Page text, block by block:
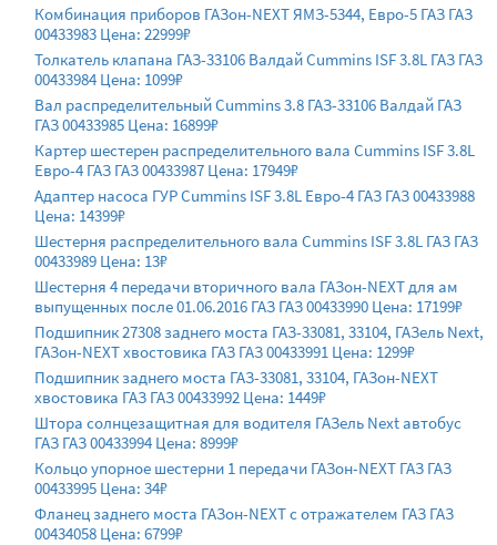
Комбинация приборов ГАЗон-NEXT ЯМЗ-5344, Евро-5 ГАЗ ГАЗ
00433983 Цена: 22999₽
Толкатель клапана ГАЗ-33106 Валдай Cummins ISF 3.8L ГАЗ ГАЗ
00433984 Цена: 1099₽
Вал распределительный Cummins 3.8 ГАЗ-33106 Валдай ГАЗ
ГАЗ 00433985 Цена: 16899₽
Картер шестерен распределительного вала Cummins ISF 3.8L
Евро-4 ГАЗ ГАЗ 00433987 Цена: 17949₽
Адаптер насоса ГУР Cummins ISF 3.8L Евро-4 ГАЗ ГАЗ 00433988
Цена: 14399₽
Шестерня распределительного вала Cummins ISF 3.8L ГАЗ ГАЗ
00433989 Цена: 13₽
Шестерня 4 передачи вторичного вала ГАЗон-NEXT для ам
выпущенных после 01.06.2016 ГАЗ ГАЗ 00433990 Цена: 17199₽
Подшипник 27308 заднего моста ГАЗ-33081, 33104, ГАЗель Next,
ГАЗон-NEXT хвостовика ГАЗ ГАЗ 00433991 Цена: 1299₽
Подшипник заднего моста ГАЗ-33081, 33104, ГАЗон-NEXT
хвостовика ГАЗ ГАЗ 00433992 Цена: 1449₽
Штора солнцезащитная для водителя ГАЗель Next автобус
ГАЗ ГАЗ 00433994 Цена: 8999₽
Кольцо упорное шестерни 1 передачи ГАЗон-NEXT ГАЗ ГАЗ
00433995 Цена: 34₽
Фланец заднего моста ГАЗон-NEXT с отражателем ГАЗ ГАЗ
00434058 Цена: 6799₽